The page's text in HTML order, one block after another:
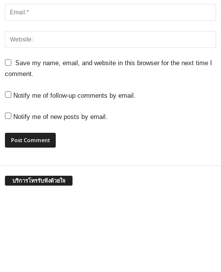
Save my name, email, and website in this browser for the next time I
comment.
Notify me of follow-up comments by email.
Notify me of new posts by email.
บริการโทรรับฟังด้วยใจ